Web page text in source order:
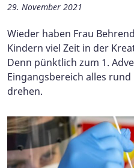
29. November 2021
Wieder haben Frau
Kindern viel Zeit in der
Denn pünktlich zum 1.
Eingangsbereich alles
drehen.